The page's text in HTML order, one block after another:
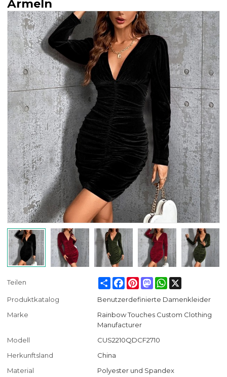
Ärmeln
Teilen ShareFacebook
PinterestMastodonWhatsApp
Produktkatalog
Benutzerdefinierte Damenkleider
Marke
Rainbow Touches Custom Clothing
Manufacturer
Modell
CUS2210QDCF2710
Herkunftsland
China
Material
Polyester und Spandex